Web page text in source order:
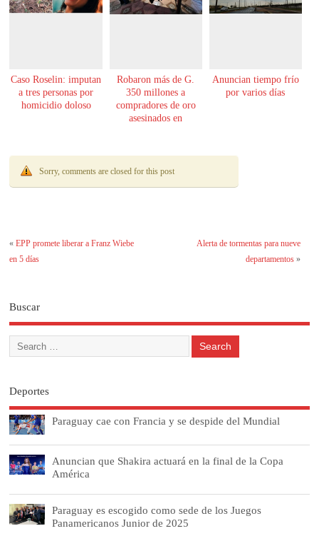
Caso Roselin: imputan
a tres personas por
homicidio doloso
Robaron más de G.
350 millones a
compradores de oro
asesinados en
Anuncian tiempo frío
por varios días
Sorry, comments are closed for this post
«EPP promete liberar a Franz Wiebe
en 5 días
Alerta de tormentas para nueve
departamentos»
Buscar
Deportes
Paraguay cae con Francia y se despide del Mundial
Anuncian que Shakira actuará en la final de la Copa
América
Paraguay es escogido como sede de los Juegos
Panamericanos Junior de 2025